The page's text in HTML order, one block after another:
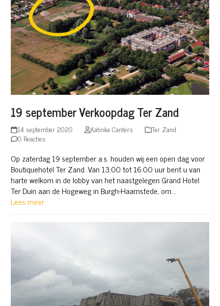
19 september Verkoopdag Ter Zand
14 september 2020 Katinka Canters
Ter Zand
0 Reacties
Op zaterdag 19 september a.s. houden wij een open dag voor
Boutiquehotel Ter Zand. Van 13.00 tot 16.00 uur bent u van
harte welkom in de lobby van het naastgelegen Grand Hotel
Ter Duin aan de Hogeweg in Burgh-Haamstede, om…
Lees meer